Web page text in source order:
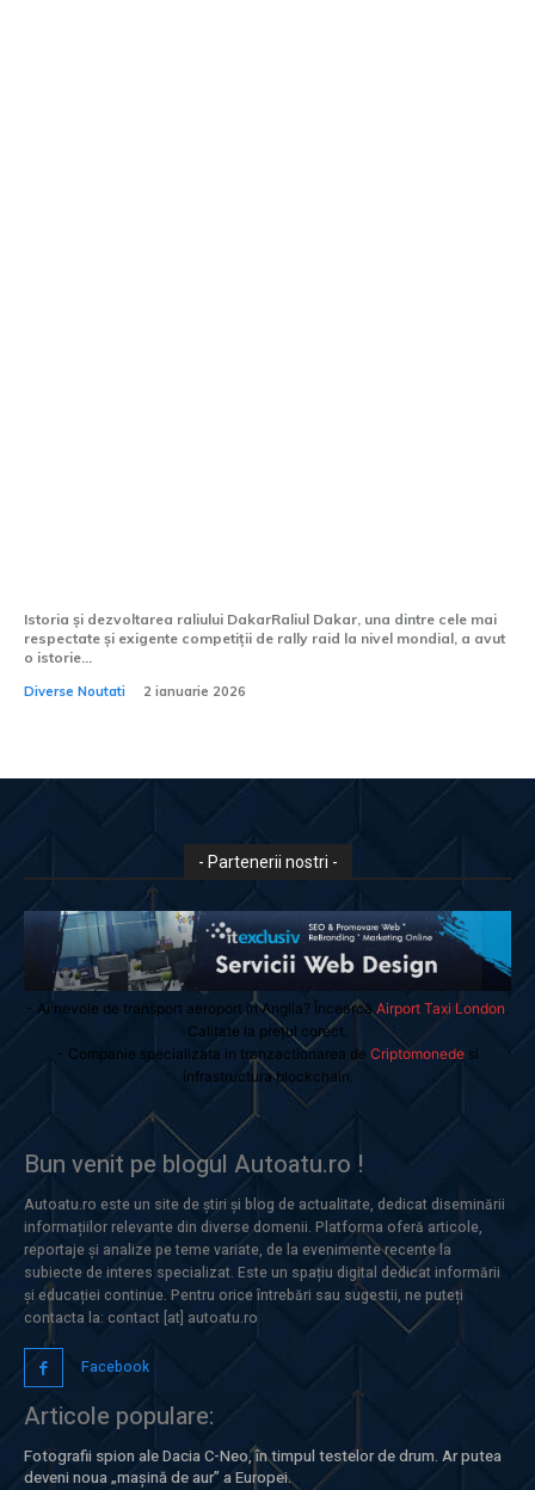
Istoria și dezvoltarea raliului DakarRaliul Dakar, una dintre cele mai
respectate și exigente competiții de rally raid la nivel mondial, a avut
o istorie...
Diverse Noutati 2 ianuarie 2026
- Partenerii nostri -
- Ai nevoie de transport aeroport in Anglia? Încearcă Airport Taxi London.
Calitate la prețul corect.
- Companie specializata in tranzactionarea de Criptomonedesi
infrastructura blockchain.
Bun venit pe blogul Autoatu.ro !
Autoatu.ro este un site de știri și blog de actualitate, dedicat diseminării
informațiilor relevante din diverse domenii. Platforma oferă articole,
reportaje și analize pe teme variate, de la evenimente recente la
subiecte de interes specializat. Este un spațiu digital dedicat informării
și educației continue. Pentru orice întrebări sau sugestii, ne puteți
contacta la: contact [at] autoatu.ro
Facebook
Articole populare:
Fotografii spion ale Dacia C-Neo, în timpul testelor de drum. Ar putea
deveni noua „mașină de aur” a Europei.